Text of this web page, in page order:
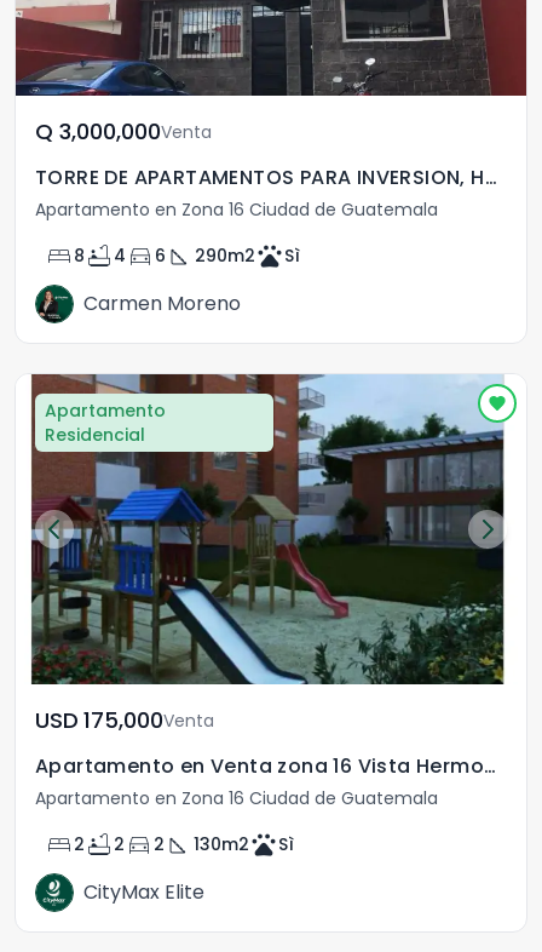
Q	3,000,000Venta
TORRE DE APARTAMENTOS PARA INVERSION, HACIENDA REAL
Apartamento en Zona 16 Ciudad de Guatemala
bed 8 bathtub 4 directions_car 6 square_foot 290m2petsSì
Carmen Moreno
Apartamento
Residencial
USD	175,000Venta
Apartamento en Venta zona 16 Vista Hermosa IV
Apartamento en Zona 16 Ciudad de Guatemala
bed 2 bathtub 2 directions_car 2 square_foot 130m2petsSì
CityMax Elite